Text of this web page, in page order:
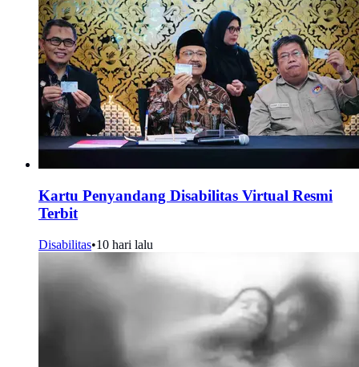
Kartu Penyandang Disabilitas Virtual Resmi
Terbit
Disabilitas•10 hari lalu